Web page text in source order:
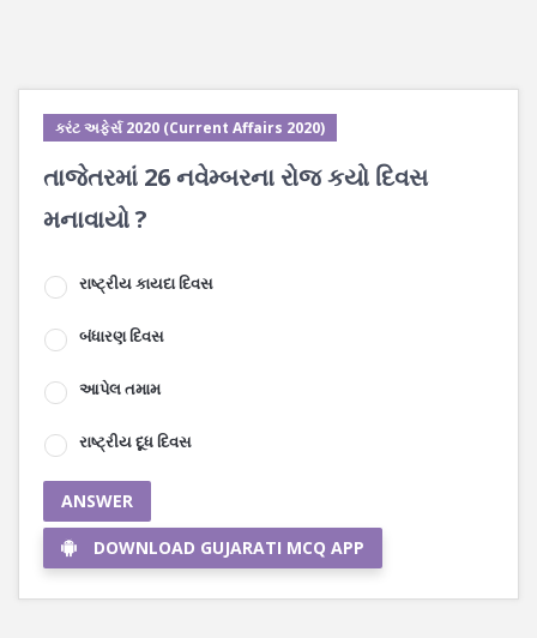
કરંટ અફેર્સ 2020 (Current Affairs 2020)
તાજેતરમાં 26 નવેમ્બરના રોજ કયો દિવસ
મનાવાયો ?
રાષ્ટ્રીય કાયદા દિવસ
બંધારણ દિવસ
આપેલ તમામ
રાષ્ટ્રીય દૂધ દિવસ
ANSWER
DOWNLOAD GUJARATI MCQ APP